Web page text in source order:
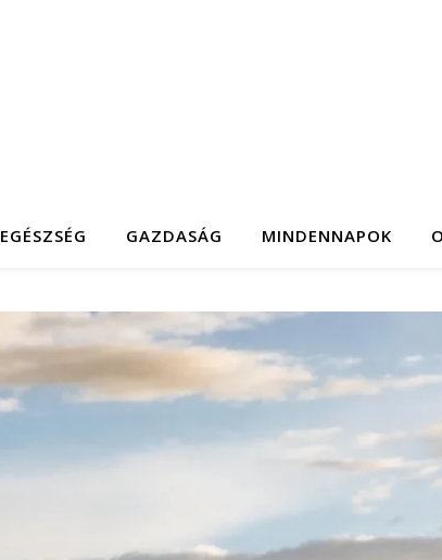
EGÉSZSÉG GAZDASÁG MINDENNAPOK